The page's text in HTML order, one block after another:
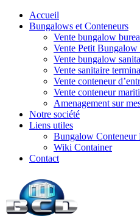
Accueil
Bungalows et Conteneurs
Vente bungalow
Vente Petit
Vente bungalow
Vente sanitaire
Vente conteneur
Vente conteneur
Amenagement sur
Notre société
Liens utiles
Bungalow Conteneur
Wiki Container
Contact